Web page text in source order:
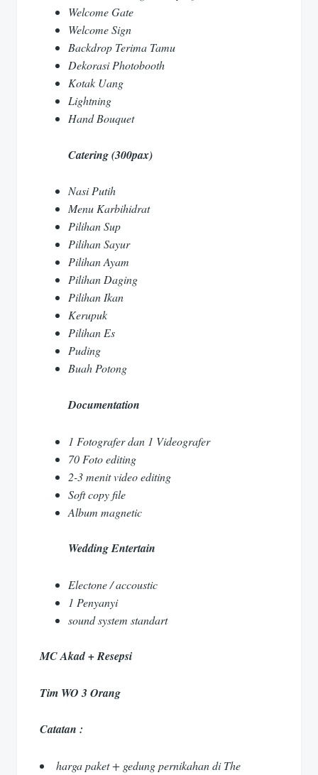
Welcome Gate
Welcome Sign
Backdrop Terima Tamu
Dekorasi Photobooth
Kotak Uang
Lightning
Hand Bouquet
Catering (300pax)
Nasi Putih
Menu Karbihidrat
Pilihan Sup
Pilihan Sayur
Pilihan Ayam
Pilihan Daging
Pilihan Ikan
Kerupuk
Pilihan Es
Puding
Buah Potong
Documentation
1 Fotografer dan 1 Videografer
70 Foto editing
2-3 menit video editing
Soft copy file
Album magnetic
Wedding Entertain
Electone / accoustic
1 Penyanyi
sound system standart
MC Akad + Resepsi
Tim WO 3 Orang
Catatan :
harga paket + gedung pernikahan di The